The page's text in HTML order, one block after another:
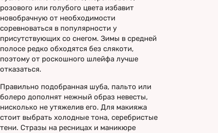
розового или голубого цвета избавит
новобрачную от необходимости
соревноваться в популярности у
присутствующих со снегом. Зимы в средней
полосе редко обходятся без слякоти,
поэтому от роскошного шлейфа лучше
отказаться.
Правильно подобранная шуба, пальто или
болеро дополнят нежный образ невесты,
нисколько не утяжелив его. Для макияжа
стоит выбрать холодные тона, серебристые
тени. Стразы на ресницах и маникюре